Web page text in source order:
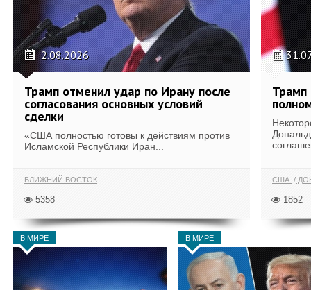
2.08.2026
Трамп отменил удар по Ирану после
согласования основных условий
сделки
«США полностью готовы к действиям против
Исламской Республики Иран...
БЛИЖНИЙ ВОСТОК
5358
Трамп
США
1852
В МИРЕ В МИРЕ